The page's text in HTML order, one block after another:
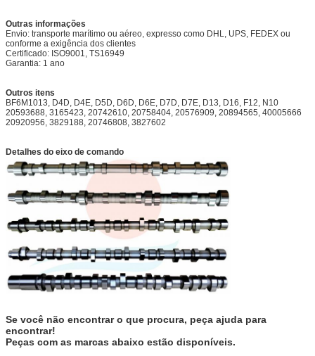
Outras informações
Envio: transporte marítimo ou aéreo, expresso como DHL, UPS, FEDEX ou
conforme a exigência dos clientes
Certificado: ISO9001, TS16949
Garantia: 1 ano
Outros itens
BF6M1013, D4D, D4E, D5D, D6D, D6E, D7D, D7E, D13, D16, F12, N10
20593688, 3165423, 20742610, 20758404, 20576909, 20894565, 40005666
20920956, 3829188, 20746808, 3827602
Detalhes do eixo de comando
Se você não encontrar o que procura, peça ajuda para
encontrar!
Peças com as marcas abaixo estão disponíveis.